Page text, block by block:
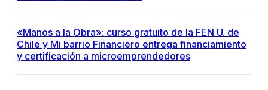
«Manos a la Obra»: curso gratuito de la FEN U. de
Chile y Mi barrio Financiero entrega financiamiento
y certificación a microemprendedores